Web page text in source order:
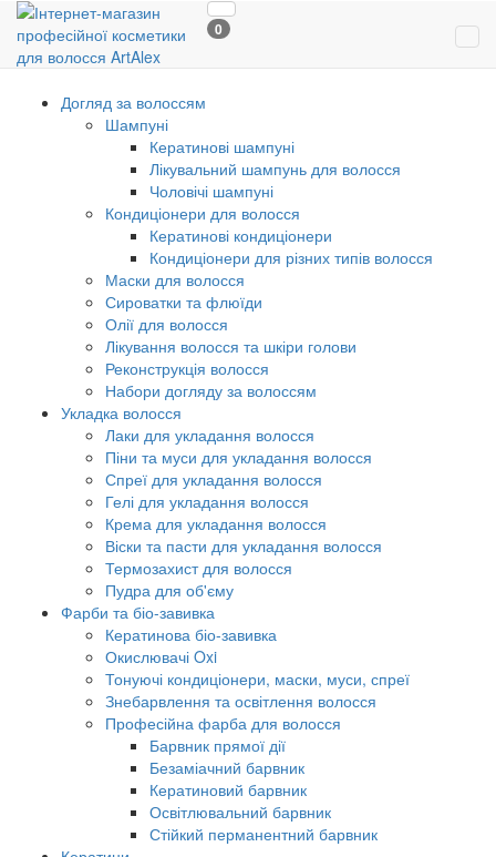
0
Догляд за волоссям
Шампуні
Кератинові шампуні
Лікувальний шампунь для волосся
Чоловічі шампуні
Кондиціонери для волосся
Кератинові кондиціонери
Кондиціонери для різних типів волосся
Маски для волосся
Сироватки та флюїди
Олії для волосся
Лікування волосся та шкіри голови
Реконструкція волосся
Набори догляду за волоссям
Укладка волосся
Лаки для укладання волосся
Піни та муси для укладання волосся
Спреї для укладання волосся
Гелі для укладання волосся
Крема для укладання волосся
Віски та пасти для укладання волосся
Термозахист для волосся
Пудра для об'єму
Фарби та біо-завивка
Кератинова біо-завивка
Окислювачі Oxi
Тонуючі кондиціонери, маски, муси, спреї
Знебарвлення та освітлення волосся
Професійна фарба для волосся
Барвник прямої дії
Безаміачний барвник
Кератиновий барвник
Освітлювальний барвник
Стійкий перманентний барвник